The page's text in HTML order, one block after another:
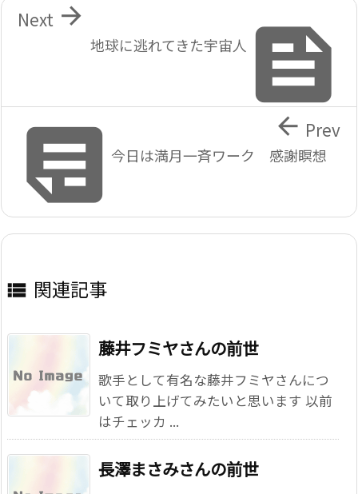

地球に逃れてきた宇宙人

Next
今日は満月一斉ワーク 感謝瞑想
 Prev
 関連記事
藤井フミヤさんの前世
歌手として有名な藤井フミヤさんにつ
いて取り上げてみたいと思います 以前
はチェッカ ...
長澤まさみさんの前世